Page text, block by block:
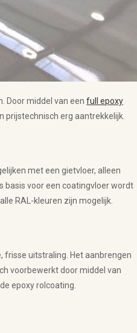
Door middel van eenfull epoxy
prijstechnisch erg aantrekkelijk.
met een gietvloer, alleen
basis voor een coatingvloer wordt
RAL-kleuren zijn mogelijk.
frisse uitstraling. Het aanbrengen
voorbewerkt door middel van
epoxy rolcoating.